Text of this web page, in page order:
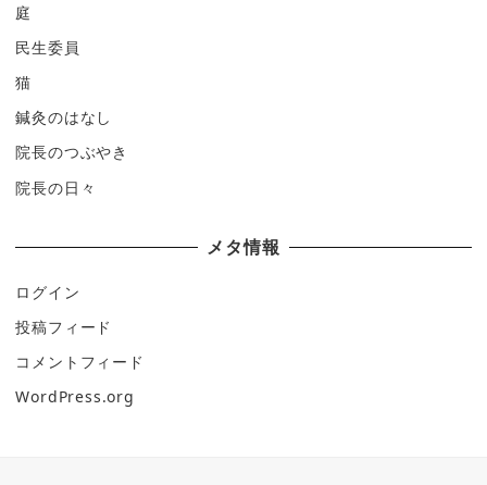
庭
民生委員
猫
鍼灸のはなし
院長のつぶやき
院長の日々
メタ情報
ログイン
投稿フィード
コメントフィード
WordPress.org